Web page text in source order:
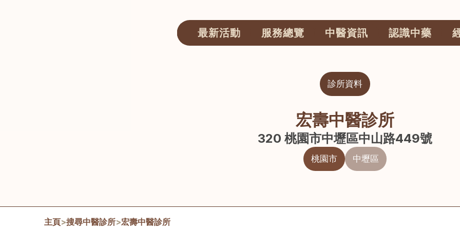
最新活動 服務總覽 中醫資訊 認識中藥
診所資料
宏壽中醫診所
320 桃園市中壢區中山路449號
桃園市 中壢區
主頁>搜尋中醫診所>宏壽中醫診所